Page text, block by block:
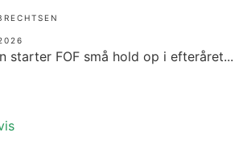
starter FOF små hold op i efteråret...